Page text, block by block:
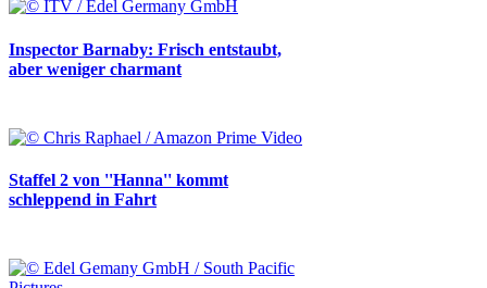
Inspector Barnaby: Frisch entstaubt,
aber weniger charmant
Staffel 2 von ''Hanna'' kommt
schleppend in Fahrt